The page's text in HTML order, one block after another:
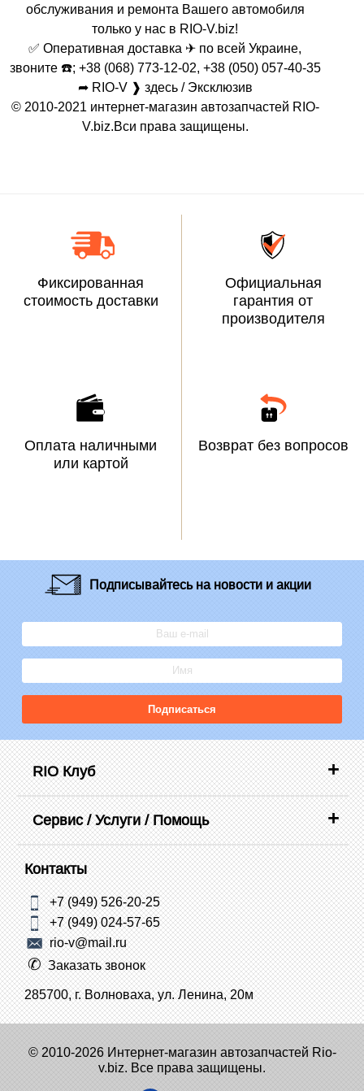
обслуживания и ремонта Вашего автомобиля
только у нас в RIO-V.biz!
✅ Оперативная доставка ✈ по всей Украине,
звоните ☎️; +38 (068) 773-12-02, +38 (050) 057-40-35
➦ RIO-V ❱ здесь / Эксклюзив
© 2010-2021 интернет-магазин автозапчастей RIO-
V.biz.Вси права защищены.
Фиксированная
стоимость доставки
Официальная
гарантия от
производителя
Оплата наличными
или картой
Возврат без вопросов
Подписывайтесьна новости и акции
Подписаться
RIO Клуб
Сервис / Услуги / Помощь
Контакты
+7 (949) 526-20-25
+7 (949) 024-57-65
rio-v@mail.ru
Заказать звонок
285700, г. Волноваха, ул. Ленина, 20м
© 2010-2026 Интернет-магазин автозапчастей Rio-
v.biz. Все права защищены.